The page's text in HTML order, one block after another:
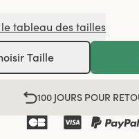
le tableau des tailles
Taille
100 JOURS POUR